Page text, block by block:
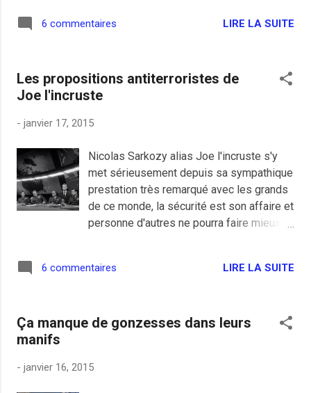
6 commentaires LIRE LA SUITE
Les propositions antiterroristes de
Joe l'incruste
- janvier 17, 2015
Nicolas Sarkozy alias Joe l'incruste s'y
met sérieusement depuis sa sympathique
prestation très remarqué avec les grands
de ce monde, la sécurité est son affaire et
personne d'autres ne pourra faire mieux
adhérents à l'UMP qu'il a donc fait part de
passera les propositions faites pour les
en cause des renseignements et la
6 commentaires LIRE LA SUITE
Ça manque de gonzesses dans leurs
manifs
- janvier 16, 2015